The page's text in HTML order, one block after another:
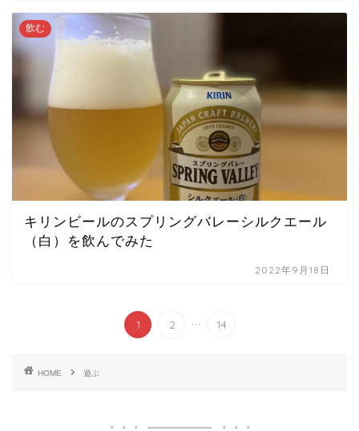
飲む
キリンビールのスプリングバレーシルクエール
（白）を飲んでみた
2022年9月18日
1 2 ... 14
HOME 遊ぶ